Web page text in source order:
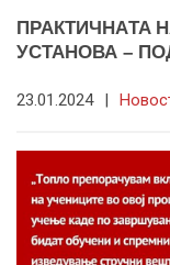
ПРАКТИЧНАTA
УСТАНОВА –
23.01.2024 |